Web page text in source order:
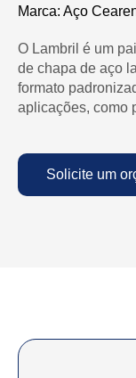
Marca: Aço
O Lambril é um
de chapa de aço
formato
aplicações, como
Solicite um